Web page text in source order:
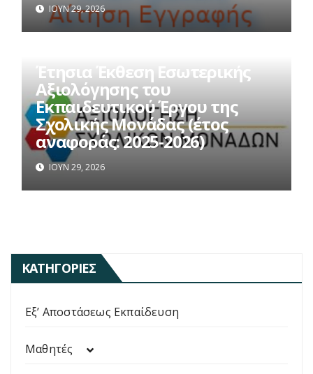
ΙΟΎΝ 29, 2026
Έτησια Έκθεση Εσωτερικής
Αξιολόγησης του
Εκπαιδευτικού Έργου της
Σχολικής Μονάδας (έτος
αναφοράς: 2025-2026)
ΙΟΎΝ 29, 2026
ΚΑΤΗΓΟΡΊΕΣ
Εξ’ Αποστάσεως Εκπαίδευση
Μαθητές